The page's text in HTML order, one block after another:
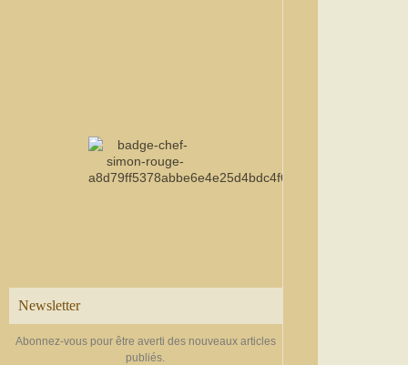
Newsletter
Abonnez-vous pour être averti des nouveaux articles
publiés.